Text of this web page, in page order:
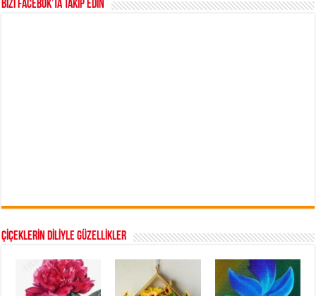
Bizi Facebok’ta takip edin
ÇİÇEKLERİN DİLİYLE GÜZELLİKLER